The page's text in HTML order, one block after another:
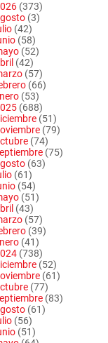
(373)
(3)
(42)
(58)
(52)
(42)
(57)
(66)
(53)
(688)
(51)
(79)
(74)
(75)
(63)
(61)
(54)
(51)
(43)
(57)
(39)
(41)
(738)
(52)
(61)
(77)
(83)
(61)
(56)
(51)